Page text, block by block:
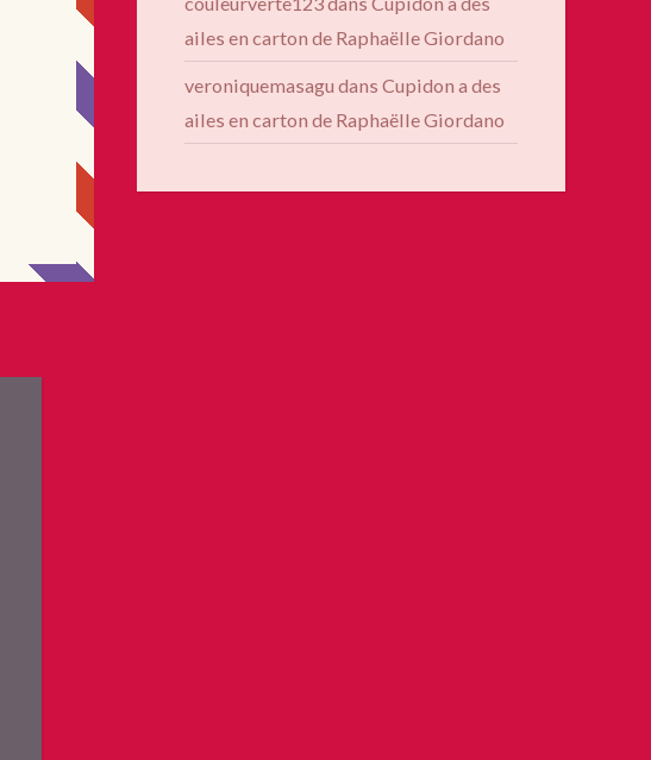
ailes en carton de Raphaëlle Giordano
veroniquemasagu dans Cupidon a des
ailes en carton de Raphaëlle Giordano